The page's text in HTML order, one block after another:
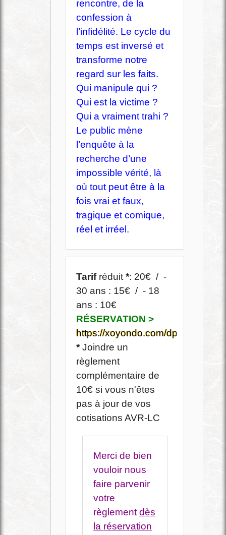
rencontre, de la
confession à
l’infidélité. Le cycle du
temps est inversé et
transforme notre
regard sur les faits.
Qui manipule qui ?
Qui est la victime ?
Qui a vraiment trahi ?
Le public mène
l’enquête à la
recherche d’une
impossible vérité, là
où tout peut être à la
fois vrai et faux,
tragique et comique,
réel et irréel.
Tarifréduit*: 20€ / -
30 ans : 15€ / - 18
ans : 10€
RÉSERVATION >
https://xoyondo.com/dp/
*Joindre un
règlement
complémentaire de
10€ si vous n'êtes
pas à jour de vos
cotisations AVR-LC
Merci de bien
vouloir nous
faire parvenir
votre
règlementdès
la réservation